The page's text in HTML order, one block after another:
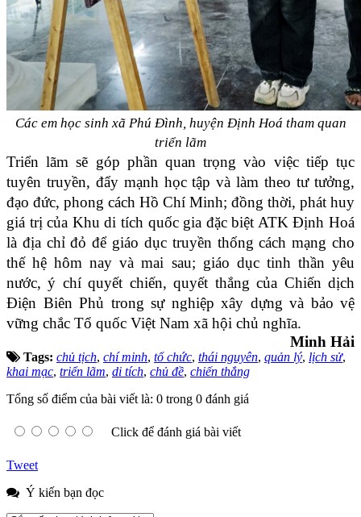
Các em học sinh xã Phú Đình, huyện Định Hoá tham quan
triển lãm
Triển lãm sẽ góp phần quan trọng vào việc tiếp tục
tuyên truyền, đẩy mạnh học tập và làm theo tư tưởng,
đạo đức, phong cách Hồ Chí Minh; đồng thời, phát huy
giá trị của Khu di tích quốc gia đặc biệt ATK Định Hoá
là địa chỉ đỏ để giáo dục truyền thống cách mạng cho
thế hệ hôm nay và mai sau; giáo dục tinh thần yêu
nước, ý chí quyết chiến, quyết thắng của Chiến dịch
Điện Biên Phủ trong sự nghiệp xây dựng và bảo vệ
vững chắc Tổ quốc Việt Nam xã hội chủ nghĩa.
Minh Hải
Tags: chủ tịch, chí minh, tổ chức, thái nguyên, quản lý, lịch sử,
khai mạc, triển lãm, di tích, chủ đề, chiến thắng
Tổng số điểm của bài viết là: 0 trong 0 đánh giá
Click để đánh giá bài viết
Tweet
Ý kiến bạn đọc